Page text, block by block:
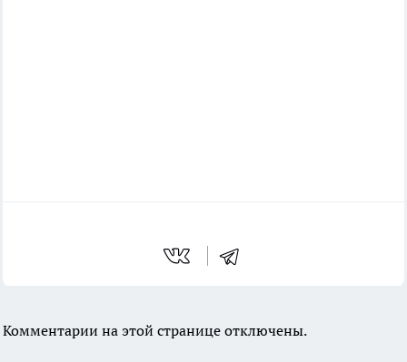
Комментарии на этой странице отключены.